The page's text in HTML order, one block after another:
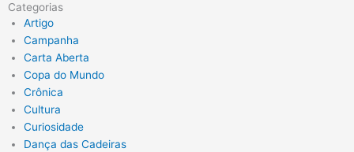
Categorias
Artigo
Campanha
Carta Aberta
Copa do Mundo
Crônica
Cultura
Curiosidade
Dança das Cadeiras